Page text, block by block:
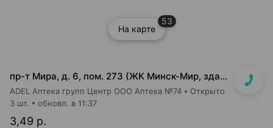
На карте
53
пр-т Мира, д. 6, пом. 273 (ЖК Минск-Мир, здание Сочи)
ADEL Аптека групп Центр ООО Аптека №74 Открыто
3,49 р.
3 шт. обновл. в 11:37